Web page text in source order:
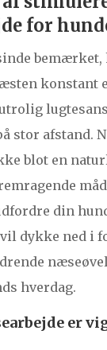
for
konstant
stor afstand.
blot en
din
dykke ned i
hverdag.
er